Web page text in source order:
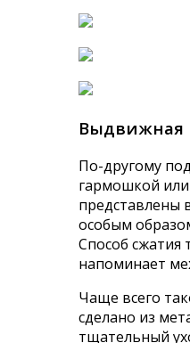
Выдвижная
По-другому
гармошкой
представлены
особым
Способ сжатия
напоминает
Чаще всего
сделано из
тщательный